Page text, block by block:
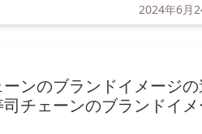
2024年6月
ンのブランドイメージの
チェーンのブランドイメ